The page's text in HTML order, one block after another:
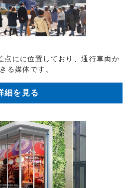
点にに位置しており、通行車両か
る媒体です。
細を見る